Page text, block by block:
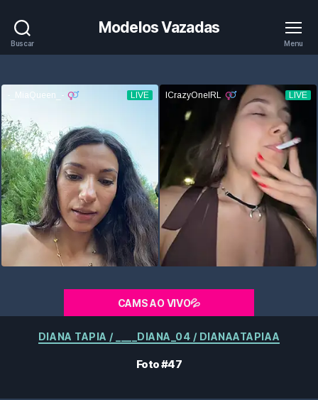
Buscar
Modelos Vazadas
Menu
CAMS AO VIVO💦
Categorias
DIANA TAPIA / ____DIANA_04 / DIANAATAPIAA
Foto #47